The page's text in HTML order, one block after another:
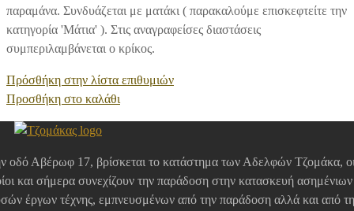
παραμάνα. Συνδυάζεται με ματάκι ( παρακαλούμε επισκεφτείτε την
κατηγορία 'Μάτια' ). Στις αναγραφείσες διαστάσεις
συμπεριλαμβάνεται ο κρίκος.
Πρόσθήκη στην λίστα επιθυμιών
Προσθήκη στο καλάθι
οδό Αβέρωφ 17, βρίσκεται το κατάστημα των Αδελφών Τζομάκα,
και σήμερα συνεχίζουν την παράδοση στην κατασκευή ασημένιων
έργων τέχνης, εμπνευσμένων από την παράδοση αλλά και από